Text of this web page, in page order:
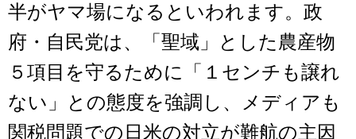
半がヤマ場になるといわれます。政
府・自民党は、「聖域」とした農産物
５項目を守るために「１センチも譲れ
ない」との態度を強調し、メディアも
関税問題での日米の対立が難航の主因